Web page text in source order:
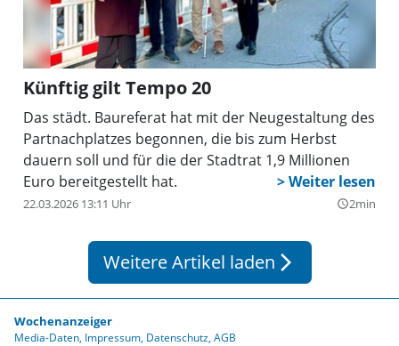
Künftig gilt Tempo 20
Das städt. Baureferat hat mit der Neugestaltung des
Partnachplatzes begonnen, die bis zum Herbst
dauern soll und für die der Stadtrat 1,9 Millionen
Euro bereitgestellt hat.
22.03.2026 13:11 Uhr query_builder2min
Weitere Artikel laden arrow_forward_ios
Wochenanzeiger
Media-Daten Impressum Datenschutz AGB